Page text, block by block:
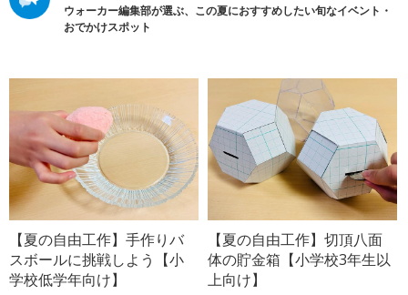
ウォーカー編集部が選ぶ、この夏におすすめしたい旬なイベント・
おでかけスポット
【夏の自由工作】手作りバ
スボールに挑戦しよう【小
学校低学年向け】
【夏の自由工作】切頂八面
体の貯金箱【小学校3年生以
上向け】